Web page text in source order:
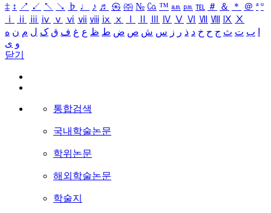
‡ ↕ ↗ ↙ ↖ ↘ ♭ ♩ ♪ ♬ ㉿ ㈜ № ㏇ ™ ㏂ ㏘ ℡ ＃ ＆ ＊ ＠ ª º
ⅰ
ⅱ ⅲ ⅳ ⅴ ⅵ ⅶ ⅷ ⅸ ⅹ Ⅳ Ⅴ Ⅵ Ⅶ Ⅷ Ⅸ Ⅹ
ب ت ث ج ح خ د ذ ر ز س ش ص ض ط ظ ع غ ف ق ک ل م ن ه
و ی
닫기
통합검색
국내학술논문
학위논문
해외학술논문
학술지